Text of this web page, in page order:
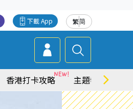
繁简
下載 App
香港打卡攻略 主題特集